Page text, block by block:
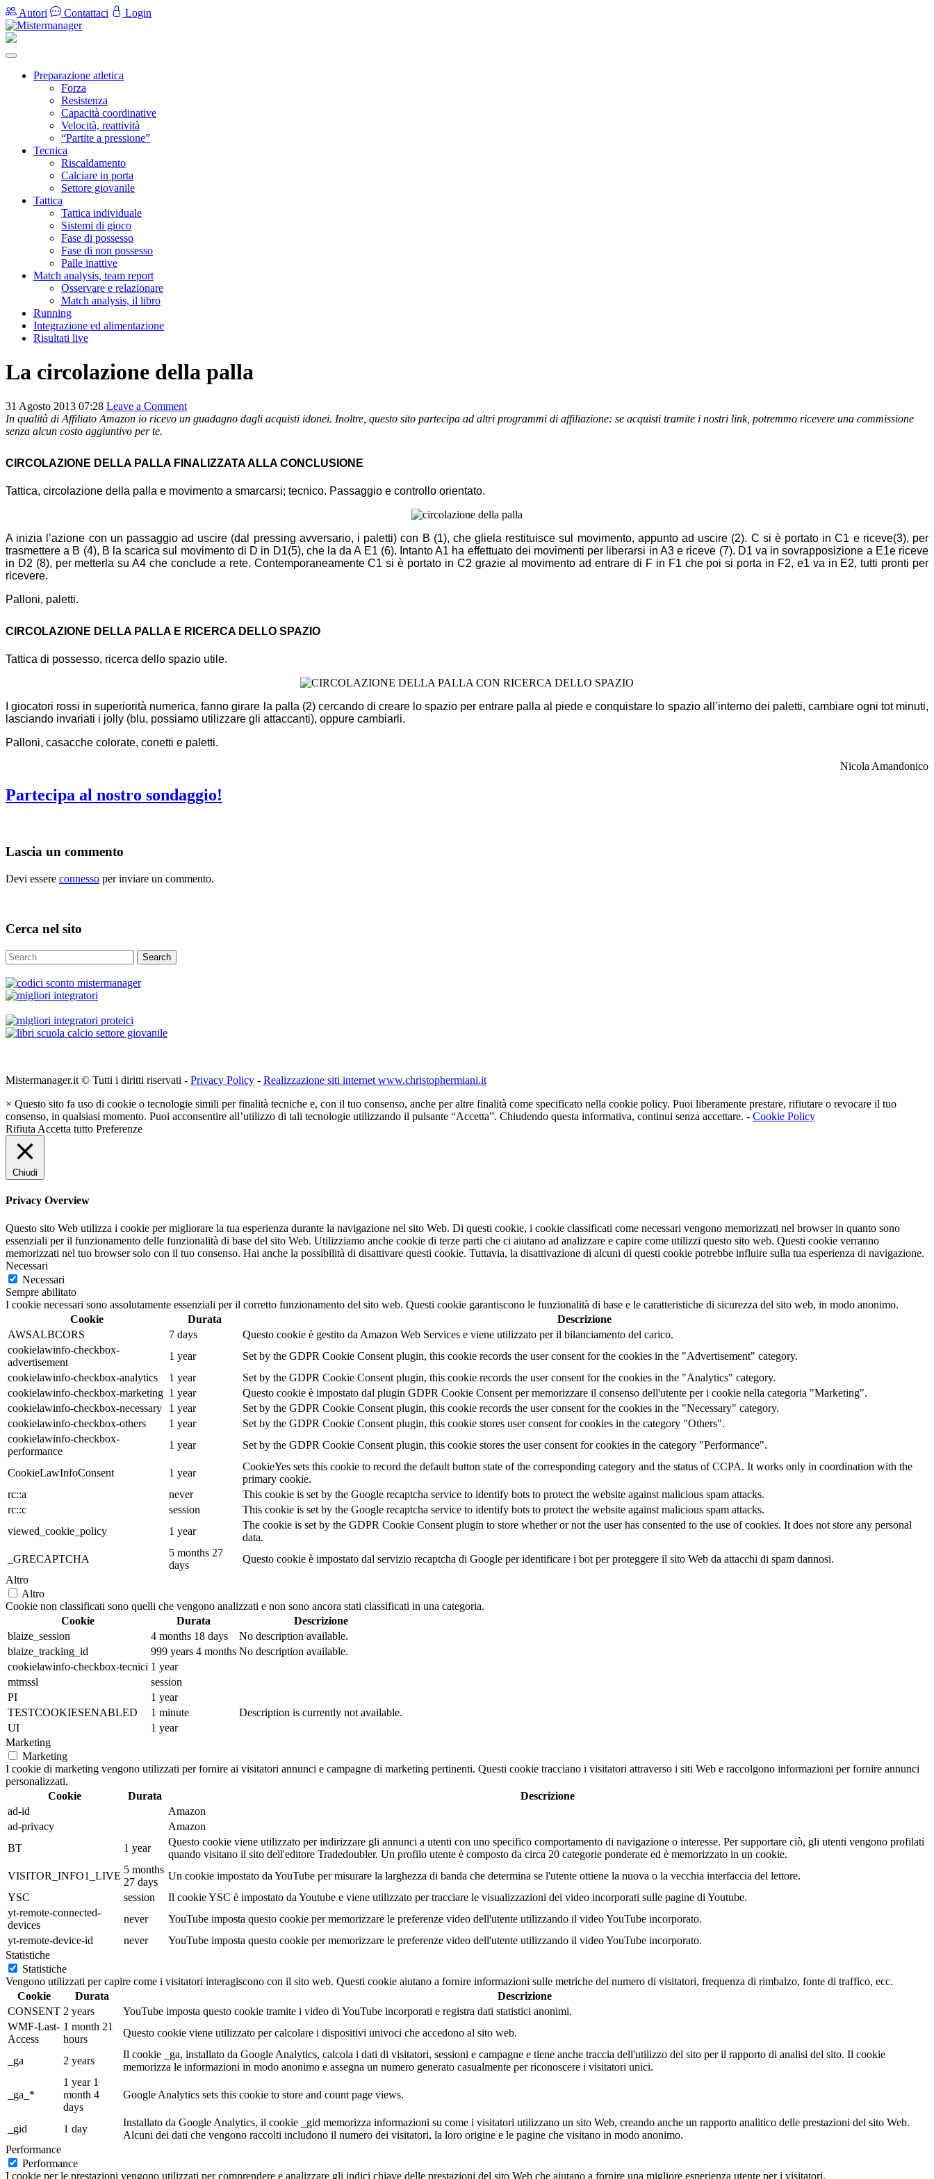
Autori Contattaci Login
Preparazione atletica
Forza
Resistenza
Capacità coordinative
Velocità, reattività
“Partite a pressione”
Tecnica
Riscaldamento
Calciare in porta
Settore giovanile
Tattica
Tattica individuale
Sistemi di gioco
Fase di possesso
Fase di non possesso
Palle inattive
Match analysis, team report
Osservare e relazionare
Match analysis, il libro
Running
Integrazione ed alimentazione
Risultati live
La circolazione della palla
31 Agosto 2013 07:28 Leave a Comment
In qualità di Affiliato Amazon io ricevo un guadagno dagli acquisti idonei. Inoltre, questo sito partecipa ad altri programmi di affiliazione: se acquisti tramite i nostri link, potremmo ricevere una commissione
senza alcun costo aggiuntivo per te.
CIRCOLAZIONE DELLA PALLA FINALIZZATA ALLA CONCLUSIONE
Tattica, circolazione della palla e movimento a smarcarsi; tecnico. Passaggio e controllo orientato.
A inizia l’azione con un passaggio ad uscire (dal pressing avversario, i paletti) con B (1), che gliela restituisce sul movimento, appunto ad uscire (2). C si è portato in C1 e riceve(3), per
trasmettere a B (4), B la scarica sul movimento di D in D1(5), che la da A E1 (6). Intanto A1 ha effettuato dei movimenti per liberarsi in A3 e riceve (7). D1 va in sovrapposizione a E1e riceve
in D2 (8), per metterla su A4 che conclude a rete. Contemporaneamente C1 si è portato in C2 grazie al movimento ad entrare di F in F1 che poi si porta in F2, e1 va in E2, tutti pronti per
ricevere.
Palloni, paletti.
CIRCOLAZIONE DELLA PALLA E RICERCA DELLO SPAZIO
Tattica di possesso, ricerca dello spazio utile.
I giocatori rossi in superiorità numerica, fanno girare la palla (2) cercando di creare lo spazio per entrare palla al piede e conquistare lo spazio all’interno dei paletti, cambiare ogni tot minuti,
lasciando invariati i jolly (blu, possiamo utilizzare gli attaccanti), oppure cambiarli.
Palloni, casacche colorate, conetti e paletti.
Nicola Amandonico
Partecipa al nostro sondaggio!
Lascia un commento
Devi essere connesso per inviare un commento.
Cerca nel sito
Search
Mistermanager.it © Tutti i diritti riservati - Privacy Policy - Realizzazione siti internet www.christophermiani.it
× Questo sito fa uso di cookie o tecnologie simili per finalità tecniche e, con il tuo consenso, anche per altre finalità come specificato nella cookie policy. Puoi liberamente prestare, rifiutare o revocare il tuo
consenso, in qualsiasi momento. Puoi acconsentire all’utilizzo di tali tecnologie utilizzando il pulsante “Accetta”. Chiudendo questa informativa, continui senza accettare. - Cookie Policy
Rifiuta Accetta tutto Preferenze
Chiudi
Privacy Overview
Questo sito Web utilizza i cookie per migliorare la tua esperienza durante la navigazione nel sito Web. Di questi cookie, i cookie classificati come necessari vengono memorizzati nel browser in quanto sono
essenziali per il funzionamento delle funzionalità di base del sito Web. Utilizziamo anche cookie di terze parti che ci aiutano ad analizzare e capire come utilizzi questo sito web. Questi cookie verranno
memorizzati nel tuo browser solo con il tuo consenso. Hai anche la possibilità di disattivare questi cookie. Tuttavia, la disattivazione di alcuni di questi cookie potrebbe influire sulla tua esperienza di navigazione.
Necessari
Necessari
Sempre abilitato
I cookie necessari sono assolutamente essenziali per il corretto funzionamento del sito web. Questi cookie garantiscono le funzionalità di base e le caratteristiche di sicurezza del sito web, in modo anonimo.
Cookie
Durata
Descrizione
AWSALBCORS
7 days
Questo cookie è gestito da Amazon Web Services e viene utilizzato per il bilanciamento del carico.
cookielawinfo-checkbox-
advertisement
1 year
Set by the GDPR Cookie Consent plugin, this cookie records the user consent for the cookies in the "Advertisement" category.
cookielawinfo-checkbox-analytics
1 year
Set by the GDPR Cookie Consent plugin, this cookie records the user consent for the cookies in the "Analytics" category.
cookielawinfo-checkbox-marketing 1 year
Questo cookie è impostato dal plugin GDPR Cookie Consent per memorizzare il consenso dell'utente per i cookie nella categoria "Marketing".
cookielawinfo-checkbox-necessary
1 year
Set by the GDPR Cookie Consent plugin, this cookie records the user consent for the cookies in the "Necessary" category.
cookielawinfo-checkbox-others
1 year
Set by the GDPR Cookie Consent plugin, this cookie stores user consent for cookies in the category "Others".
cookielawinfo-checkbox-
performance
1 year Set by the GDPR Cookie Consent plugin, this cookie stores the user consent for cookies in the category "Performance".
CookieLawInfoConsent 1 year
CookieYes sets this cookie to record the default button state of the corresponding category and the status of CCPA. It works only in coordination with the
primary cookie.
rc::a
never
This cookie is set by the Google recaptcha service to identify bots to protect the website against malicious spam attacks.
rc::c
session
This cookie is set by the Google recaptcha service to identify bots to protect the website against malicious spam attacks.
viewed_cookie_policy
1 year
The cookie is set by the GDPR Cookie Consent plugin to store whether or not the user has consented to the use of cookies. It does not store any personal
data.
_GRECAPTCHA
5 months 27
days
Questo cookie è impostato dal servizio recaptcha di Google per identificare i bot per proteggere il sito Web da attacchi di spam dannosi.
Altro
Altro
Cookie non classificati sono quelli che vengono analizzati e non sono ancora stati classificati in una categoria.
Cookie
Durata
Descrizione
blaize_session
4 months 18 days
No description available.
blaize_tracking_id
999 years 4 months No description available.
cookielawinfo-checkbox-tecnici 1 year
mtmssl
session
PI
1 year
TESTCOOKIESENABLED
1 minute
Description is currently not available.
UI
1 year
Marketing
Marketing
I cookie di marketing vengono utilizzati per fornire ai visitatori annunci e campagne di marketing pertinenti. Questi cookie tracciano i visitatori attraverso i siti Web e raccolgono informazioni per fornire annunci
personalizzati.
Cookie
Durata
Descrizione
ad-id
Amazon
ad-privacy
Amazon
BT
1 year
Questo cookie viene utilizzato per indirizzare gli annunci a utenti con uno specifico comportamento di navigazione o interesse. Per supportare ciò, gli utenti vengono profilati
quando visitano il sito dell'editore Tradedoubler. Un profilo utente è composto da circa 20 categorie ponderate ed è memorizzato in un cookie.
VISITOR_INFO1_LIVE
5 months
27 days
Un cookie impostato da YouTube per misurare la larghezza di banda che determina se l'utente ottiene la nuova o la vecchia interfaccia del lettore.
YSC
session
Il cookie YSC è impostato da Youtube e viene utilizzato per tracciare le visualizzazioni dei video incorporati sulle pagine di Youtube.
yt-remote-connected-
devices
never
YouTube imposta questo cookie per memorizzare le preferenze video dell'utente utilizzando il video YouTube incorporato.
yt-remote-device-id
never
YouTube imposta questo cookie per memorizzare le preferenze video dell'utente utilizzando il video YouTube incorporato.
Statistiche
Statistiche
Vengono utilizzati per capire come i visitatori interagiscono con il sito web. Questi cookie aiutano a fornire informazioni sulle metriche del numero di visitatori, frequenza di rimbalzo, fonte di traffico, ecc.
Cookie
Durata
Descrizione
CONSENT 2 years
YouTube imposta questo cookie tramite i video di YouTube incorporati e registra dati statistici anonimi.
WMF-Last-
Access
1 month 21
hours
Questo cookie viene utilizzato per calcolare i dispositivi univoci che accedono al sito web.
_ga 2 years
Il cookie _ga, installato da Google Analytics, calcola i dati di visitatori, sessioni e campagne e tiene anche traccia dell'utilizzo del sito per il rapporto di analisi del sito. Il cookie
memorizza le informazioni in modo anonimo e assegna un numero generato casualmente per riconoscere i visitatori unici.
_ga_*
1 year 1
month 4
days
Google Analytics sets this cookie to store and count page views.
_gid 1 day
Installato da Google Analytics, il cookie _gid memorizza informazioni su come i visitatori utilizzano un sito Web, creando anche un rapporto analitico delle prestazioni del sito Web.
Alcuni dei dati che vengono raccolti includono il numero dei visitatori, la loro origine e le pagine che visitano in modo anonimo.
Performance
Performance
I cookie per le prestazioni vengono utilizzati per comprendere e analizzare gli indici chiave delle prestazioni del sito Web che aiutano a fornire una migliore esperienza utente per i visitatori.